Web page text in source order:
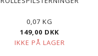
0,07 KG
149,00 DKK
IKKE PÅ LAGER